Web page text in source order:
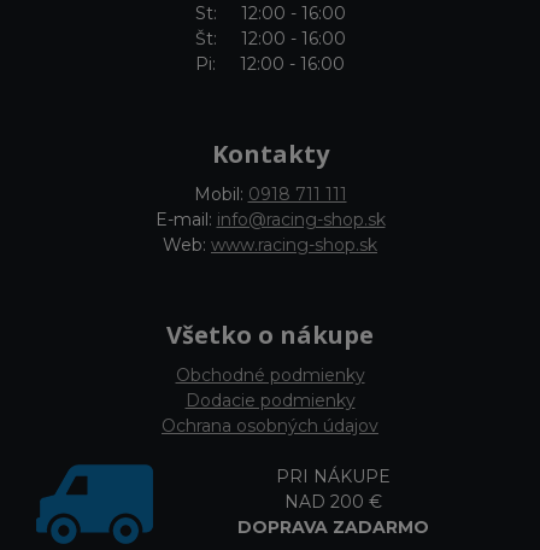
St: 12:00 - 16:00
Št: 12:00 - 16:00
Pi: 12:00 - 16:00
Kontakty
Mobil: 0918 711 111
E-mail: info@racing-shop.sk
Web: www.racing-shop.sk
Všetko o nákupe
Obchodné podmienky
Dodacie podmienky
Ochrana osobných údajov
PRI NÁKUPE
NAD 200 €
DOPRAVA ZADARMO